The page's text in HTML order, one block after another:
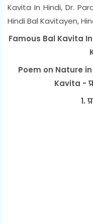
Kavita In Hindi, Dr.
Hindi Bal Kavitayen,
Famous Bal Kavita
Poem on Nature
Kavita -
1.